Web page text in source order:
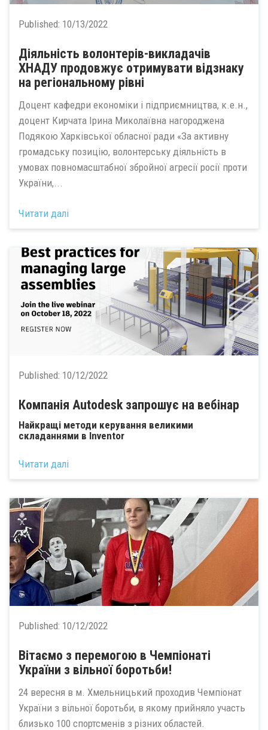
Published: 10/13/2022
Діяльність волонтерів-викладачів
ХНАДУ продовжує отримувати відзнаку
на регіональному рівні
Доцент кафедри економіки і підприємництва, к.е.н.,
доцент Кирчата Ірина Миколаївна нагороджена
Подякою Харківської обласної ради «За активну
громадську позицію, волонтерську діяльність в
умовах повномасштабної збройної агресії росії проти
України,...
Читати далі
Published: 10/12/2022
Компанія Autodesk запрошує на вебінар
Найкращі методи керування великими
складаннями в Inventor
Читати далі
Published: 10/12/2022
Вітаємо з перемогою в Чемпіонаті
України з вільної боротьби!
24 вересня в м. Хмельницький проходив Чемпіонат
України з вільної боротьби, в якому прийняло участь
близько 100 спортсменів з різних областей.